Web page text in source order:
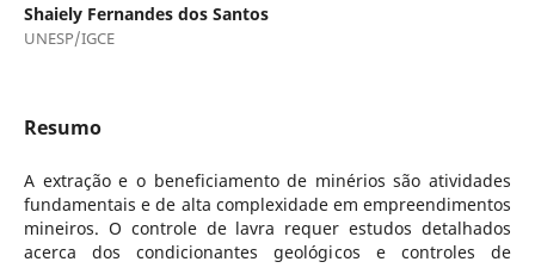
Shaiely Fernandes dos Santos
UNESP/IGCE
Resumo
A extração e o beneficiamento de minérios são atividades
fundamentais e de alta complexidade em empreendimentos
mineiros. O controle de lavra requer estudos detalhados
acerca dos condicionantes geológicos e controles de